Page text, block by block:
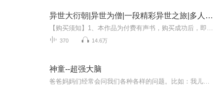
异世大衍朝|异世为僧|一段精彩异世之旅|多人有声剧
370 14.6万
神童--超强大脑